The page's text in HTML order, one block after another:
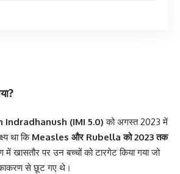
(IMI 5.0) को अगस्त 2023 में
था कि Measles और Rubella को 2023 तक
खासतौर पर उन बच्चों को टारगेट किया गया जो
से छूट गए थे।